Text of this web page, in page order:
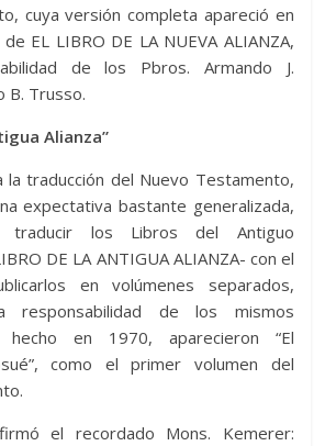
cuya versión completa apareció en
EL LIBRO DE LA NUEVA ALIANZA,
de los Pbros. Armando J.
B. Trusso.
Alianza”
la traducción del Nuevo Testamento,
expectativa bastante generalizada,
los Libros del Antiguo
DE LA ANTIGUA ALIANZA- con el
en volúmenes separados,
responsabilidad de los mismos
hecho en 1970, aparecieron “El
como el primer volumen del
el recordado Mons. Kemerer: